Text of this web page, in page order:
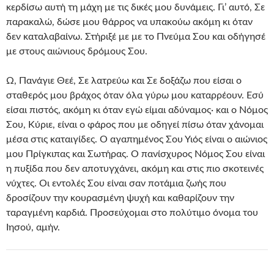
κερδίσω αυτή τη μάχη με τις δικές μου δυνάμεις. Γι’ αυτό, Σε
παρακαλώ, δώσε μου θάρρος να υπακούω ακόμη κι όταν
δεν καταλαβαίνω. Στήριξέ με με το Πνεύμα Σου και οδήγησέ
με στους αιώνιους δρόμους Σου.
Ω, Πανάγιε Θεέ, Σε λατρεύω και Σε δοξάζω που είσαι ο
σταθερός μου βράχος όταν όλα γύρω μου καταρρέουν. Εσύ
είσαι πιστός, ακόμη κι όταν εγώ είμαι αδύναμος· και ο Νόμος
Σου, Κύριε, είναι ο φάρος που με οδηγεί πίσω όταν χάνομαι
μέσα στις καταιγίδες. Ο αγαπημένος Σου Υιός είναι ο αιώνιος
μου Πρίγκιπας και Σωτήρας. Ο πανίσχυρος Νόμος Σου είναι
η πυξίδα που δεν αποτυγχάνει, ακόμη και στις πιο σκοτεινές
νύχτες. Οι εντολές Σου είναι σαν ποτάμια ζωής που
δροσίζουν την κουρασμένη ψυχή και καθαρίζουν την
ταραγμένη καρδιά. Προσεύχομαι στο πολύτιμο όνομα του
Ιησού, αμήν.